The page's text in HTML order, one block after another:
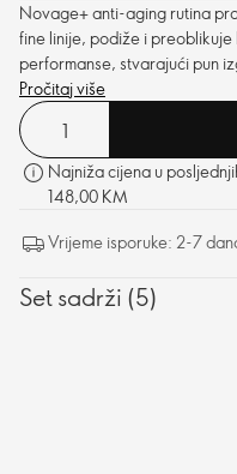
Novage+ anti-aging rutina
fine linije, podiže i
performanse, stvarajući pun
Pročitaj više
Najniža cijena u
148,00 KM
Vrijeme isporuke: 2-7
Set sadrži (5)